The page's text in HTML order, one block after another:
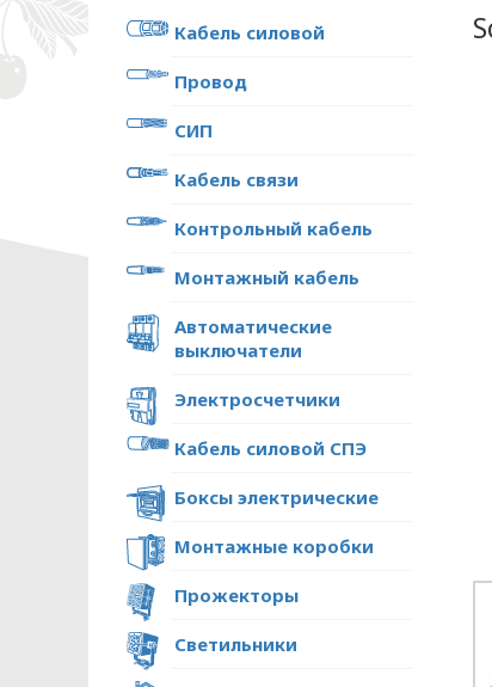
Кабель силовой
Провод
СИП
Кабель связи
Контрольный кабель
Монтажный кабель
Автоматические
выключатели
Электросчетчики
Кабель силовой СПЭ
Боксы электрические
Монтажные коробки
Прожекторы
Светильники